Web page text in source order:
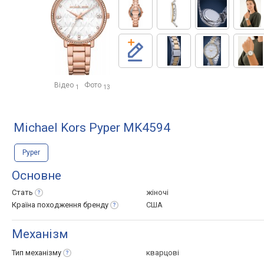
Відео 1 Фото 13
Michael Kors Pyper MK4594
Pyper
Основне
Стать
жіночі
Країна походження бренду США
Механізм
Тип механізму
кварцові